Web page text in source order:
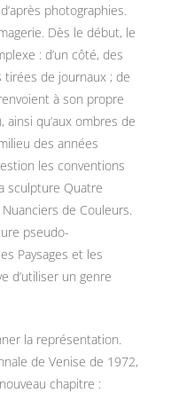
photographies.
Dès le début, le
: d’un côté, des
tirées de journaux ; de
à son propre
ainsi qu’aux ombres de
des années
les conventions
sculpture Quatre
de Couleurs.
pseudo-
Paysages et les
d’utiliser un genre
la représentation.
de Venise de 1972,
chapitre :